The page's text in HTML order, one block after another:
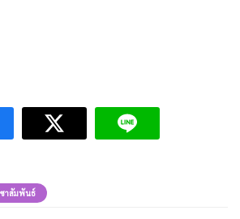
าสัมพันธ์